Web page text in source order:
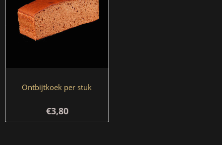
Ontbijtkoek per stuk
€3,80